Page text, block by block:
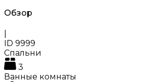
Обзор
ID 9999
Спальни
3
Ванные комнаты